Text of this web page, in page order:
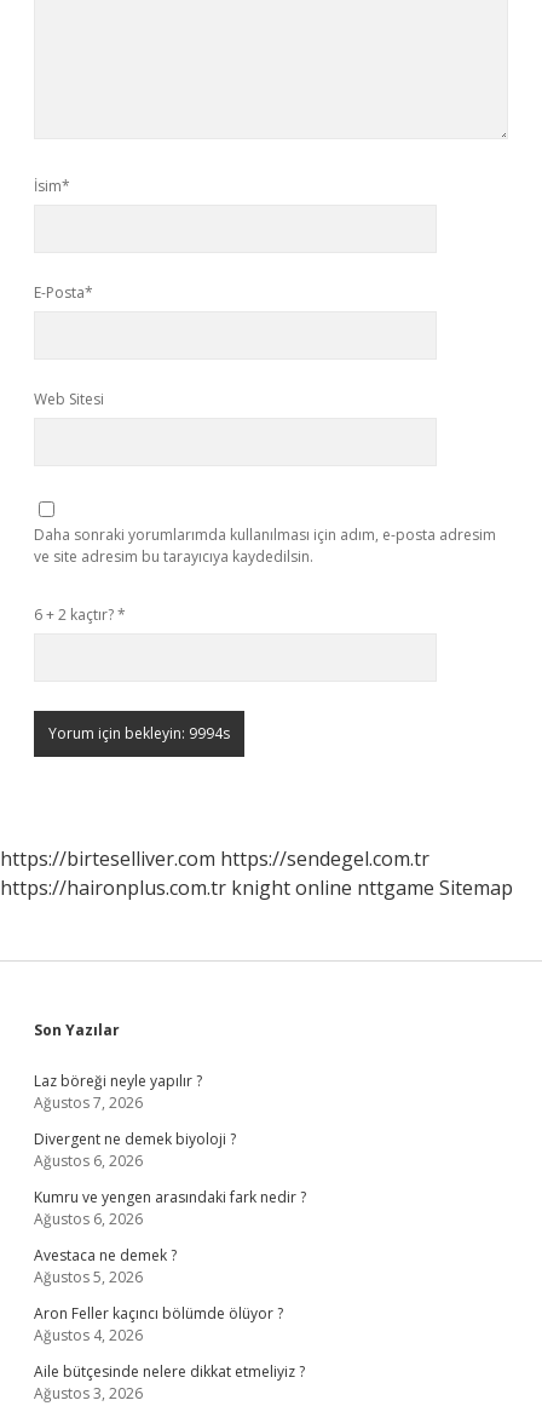
İsim*
E-Posta*
Web Sitesi
Daha sonraki yorumlarımda kullanılması için adım, e-posta adresim
ve site adresim bu tarayıcıya kaydedilsin.
6 + 2 kaçtır?*
https://birteselliver.com https://sendegel.com.tr
https://haironplus.com.tr knight online nttgame Sitemap
Sidebar
Son Yazılar
Laz böreği neyle yapılır ?
Ağustos 7, 2026
Divergent ne demek biyoloji ?
Ağustos 6, 2026
Kumru ve yengen arasındaki fark nedir ?
Ağustos 6, 2026
Avestaca ne demek ?
Ağustos 5, 2026
Aron Feller kaçıncı bölümde ölüyor ?
Ağustos 4, 2026
Aile bütçesinde nelere dikkat etmeliyiz ?
Ağustos 3, 2026